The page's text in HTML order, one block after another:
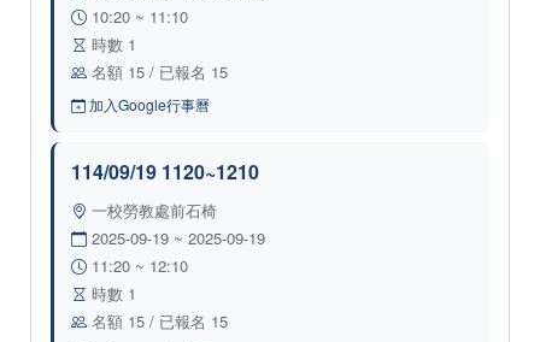
10:20 ~ 11:10
時數 1
名額 15 / 已報名 15
加入Google行事曆
114/09/19 1120~1210
一校勞教處前石椅
2025-09-19 ~ 2025-09-19
11:20 ~ 12:10
時數 1
名額 15 / 已報名 15